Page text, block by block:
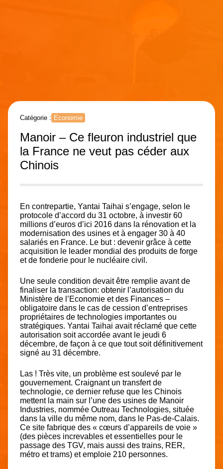
Catégorie : Economie
Manoir – Ce fleuron industriel que
la France ne veut pas céder aux
Chinois
En contrepartie, Yantai Taihai s’engage, selon le
protocole d’accord du 31 octobre, à investir 60
millions d’euros d’ici 2016 dans la rénovation et la
modernisation des usines et à engager 30 à 40
salariés en France. Le but : devenir grâce à cette
acquisition le leader mondial des produits de forge
et de fonderie pour le nucléaire civil.
Une seule condition devait être remplie avant de
finaliser la transaction: obtenir l’autorisation du
Ministère de l’Economie et des Finances –
obligatoire dans le cas de cession d’entreprises
propriétaires de technologies importantes ou
stratégiques. Yantai Taihai avait réclamé que cette
autorisation soit accordée avant le jeudi 6
décembre, de façon à ce que tout soit définitivement
signé au 31 décembre.
Las ! Très vite, un problème est soulevé par le
gouvernement. Craignant un transfert de
technologie, ce dernier refuse que les Chinois
mettent la main sur l’une des usines de Manoir
Industries, nommée Outreau Technologies, située
dans la ville du même nom, dans le Pas-de-Calais.
Ce site fabrique des « cœurs d’appareils de voie »
(des pièces increvables et essentielles pour le
passage des TGV, mais aussi des trains, RER,
métro et trams) et emploie 210 personnes.